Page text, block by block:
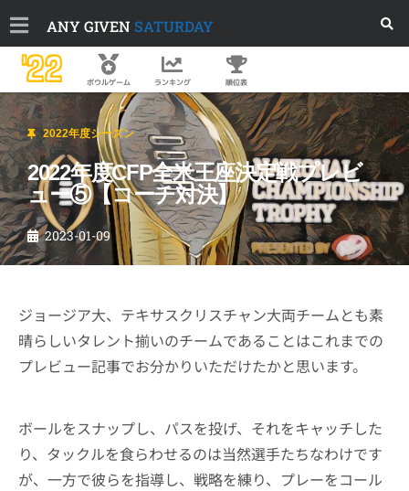
ANY GIVEN SATURDAY
'22 ボウルゲーム ランキング 順位表
2022年度シーズン
2022年度CFP全米王座決定戦プレビ
ュー⑤【コーチ対決】
2023-01-09
ジョージア大、テキサスクリスチャン大両チームとも素
晴らしいタレント揃いのチームであることはこれまでの
プレビュー記事でお分かりいただけたかと思います。
ボールをスナップし、パスを投げ、それをキャッチした
り、タックルを食らわせるのは当然選手たちなわけです
が、一方で彼らを指導し、戦略を練り、プレーをコール